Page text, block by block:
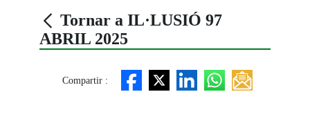
Tornar a IL·LUSIÓ 97
ABRIL 2025
Compartir :